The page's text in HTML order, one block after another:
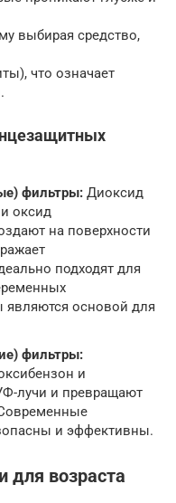
выбирая средство,
что означает
фильтры: Диоксид
оксид
на поверхности
подходят для
являются основой для
фильтры:
и
лучи и превращают
и эффективны.
для возраста